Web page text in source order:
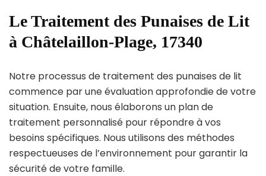
Le Traitement des Punaises de Lit
à Châtelaillon-Plage, 17340
Notre processus de traitement des punaises de lit
commence par une évaluation approfondie de votre
situation. Ensuite, nous élaborons un plan de
traitement personnalisé pour répondre à vos
besoins spécifiques. Nous utilisons des méthodes
respectueuses de l’environnement pour garantir la
sécurité de votre famille.